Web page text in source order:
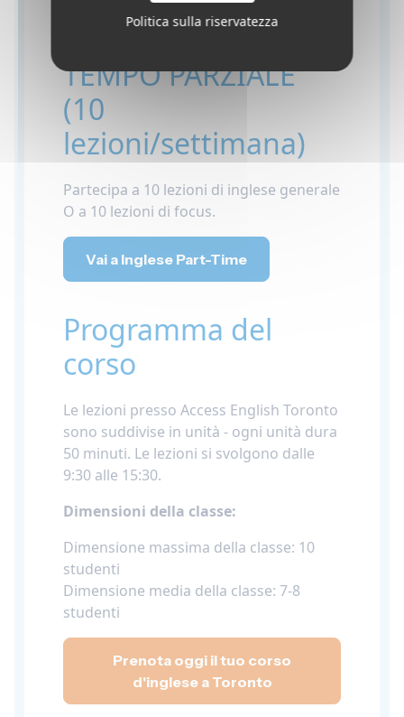
TEMPO PARZIALE
(10
lezioni/settimana)
Partecipa a 10 lezioni di inglese generale
O a 10 lezioni di focus.
Vai a Inglese Part-Time
Programma del
corso
Le lezioni presso Access English Toronto
sono suddivise in unità - ogni unità dura
50 minuti. Le lezioni si svolgono dalle
9:30 alle 15:30.
Dimensioni della classe:
Dimensione massima della classe: 10
studenti
Dimensione media della classe: 7-8
studenti
Prenota oggi il tuo corso
d'inglese a Toronto
Politica sulla riservatezza